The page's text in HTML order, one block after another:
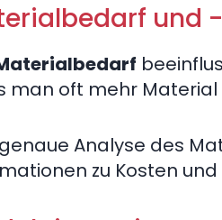
und
man oft mehr
Analyse des
zu Kosten